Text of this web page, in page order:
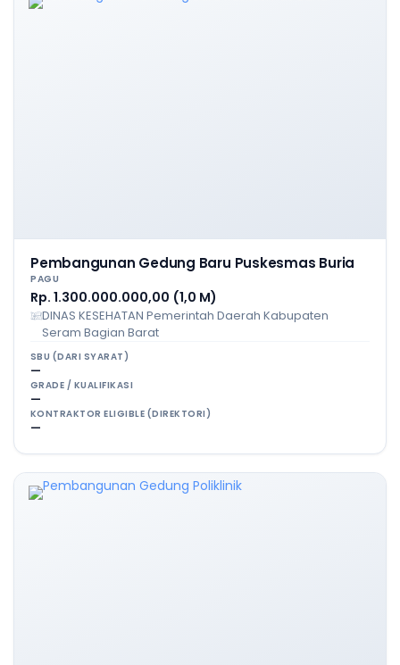
Pembangunan Gedung Baru Puskesmas Buria
PAGU
Rp. 1.300.000.000,00 (1,0 M)
DINAS KESEHATAN Pemerintah Daerah Kabupaten
Seram Bagian Barat
SBU (DARI SYARAT)
—
GRADE / KUALIFIKASI
—
KONTRAKTOR ELIGIBLE (DIREKTORI)
—